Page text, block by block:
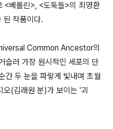
<베를린>, <도둑들>의 최영환
된 작품이다.
Common Ancestor의
슬러 가장 원시적인 세포의 단
간 두 눈을 파랗게 빛내며 초월
(김래원 분)가 보이는 '괴